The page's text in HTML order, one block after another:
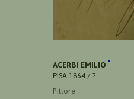
ACERBI EMILIO
PISA 1864 / ?
Pittore